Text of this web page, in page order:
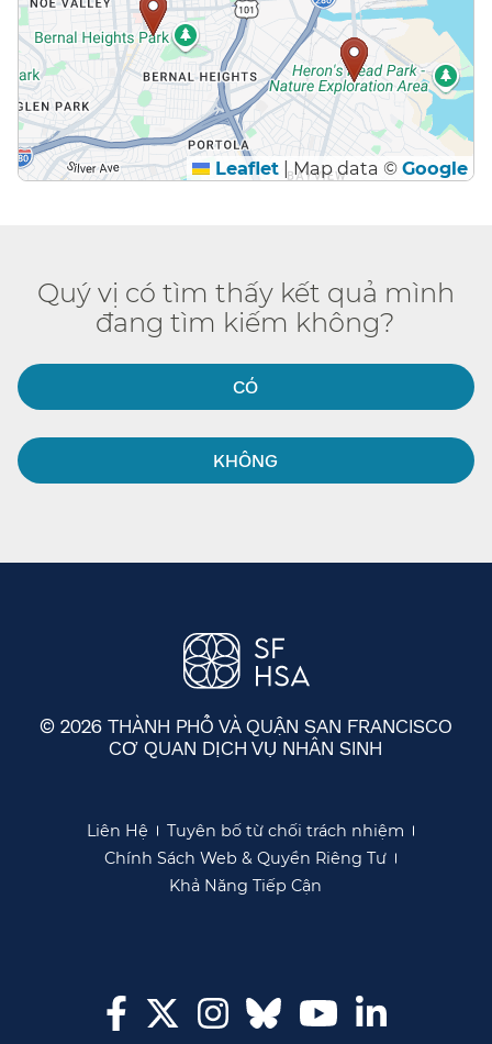
Leaflet |Map data © Google
Quý vị có tìm thấy kết quả mình
đang tìm kiếm không?​​
CÓ​​
KHÔNG​​
© 2026 THÀNH PHỐ VÀ QUẬN SAN FRANCISCO
CƠ QUAN DỊCH VỤ NHÂN SINH
Liên Hệ​​
Tuyên bố từ chối trách nhiệm​​
Chính Sách Web & Quyền Riêng Tư​​
Khả Năng Tiếp Cận​​